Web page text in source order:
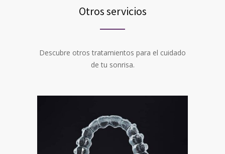
Otros servicios
Descubre otros tratamientos para el cuidado
de tu sonrisa.